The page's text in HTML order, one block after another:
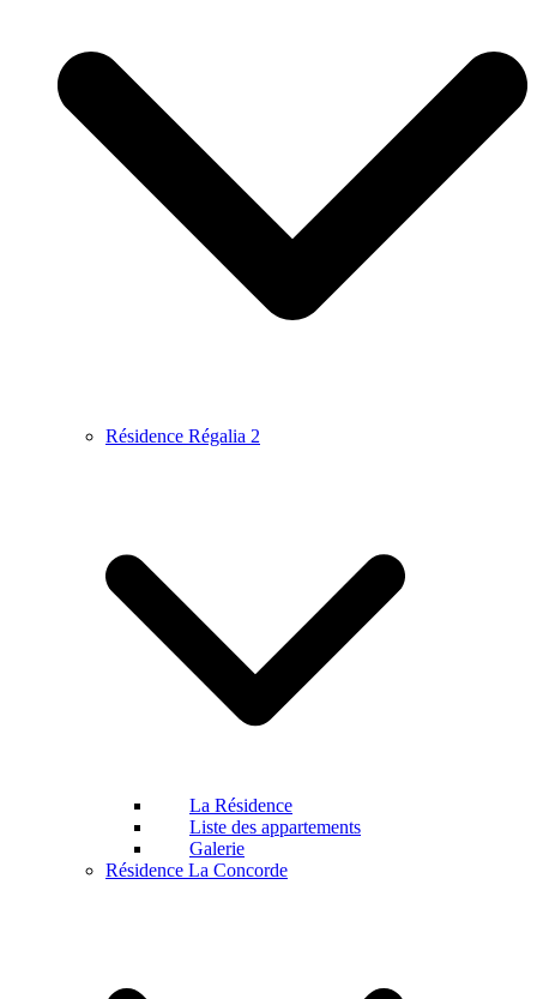
Résidence Régalia 2
La Résidence
Liste des appartements
Galerie
Résidence La Concorde